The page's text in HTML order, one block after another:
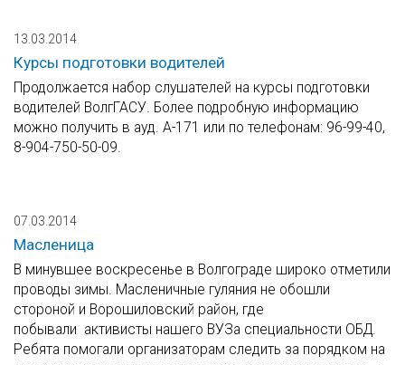
13.03.2014
Курсы подготовки водителей
Продолжается набор слушателей на курсы подготовки
водителей ВолгГАСУ. Более подробную информацию
можно получить в ауд. А-171 или по телефонам: 96-99-40,
8-904-750-50-09.
07.03.2014
Масленица
В минувшее воскресенье в Волгограде широко отметили
проводы зимы. Масленичные гуляния не обошли
стороной и Ворошиловский район, где
побывали активисты нашего ВУЗа специальности ОБД.
Ребята помогали организаторам следить за порядком на